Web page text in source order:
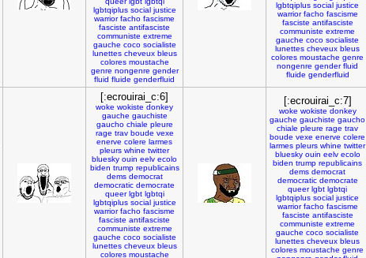
lgbtqiplus social justice
warrior facho fascisme
fasciste antifasciste
communiste extreme
gauche coco socialiste
lunettes cheveux bleus
colores moustache
genre nongenre gender
fluid fluide genderfluid
lgbtqiplus social justice
warrior facho fascisme
fasciste antifasciste
communiste extreme
gauche coco socialiste
lunettes cheveux bleus
colores moustache genre
nongenre gender fluid
fluide genderfluid
[:ecrouirai_c:6]
woke wokiste donkey
gauche gauchiste
gaucho chiale pleure
rage trav boude vexe
enerve colere larmes
pleurs whine twitter
bluesky ouin eelv ecolo
biden trump republicains
dems democrat
democratic democrate
queer lgbt lgbtqi
lgbtqiplus social justice
warrior facho fascisme
fasciste antifasciste
communiste extreme
gauche coco socialiste
lunettes cheveux bleus
colores moustache
[:ecrouirai_c:7]
woke wokiste donkey
gauche gauchiste gaucho
chiale pleure rage trav
boude vexe enerve colere
larmes pleurs whine twitter
bluesky ouin eelv ecolo
biden trump republicains
dems democrat
democratic democrate
queer lgbt lgbtqi
lgbtqiplus social justice
warrior facho fascisme
fasciste antifasciste
communiste extreme
gauche coco socialiste
lunettes cheveux bleus
colores moustache genre